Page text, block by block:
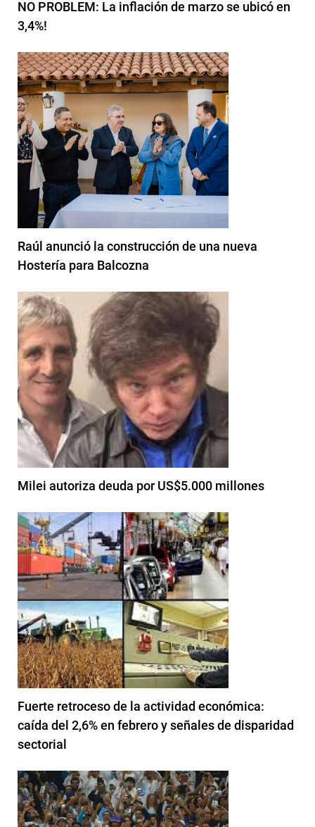
NO PROBLEM: La inflación de marzo se ubicó en
3,4%!
Raúl anunció la construcción de una nueva
Hostería para Balcozna
Milei autoriza deuda por US$5.000 millones
Fuerte retroceso de la actividad económica:
caída del 2,6% en febrero y señales de disparidad
sectorial